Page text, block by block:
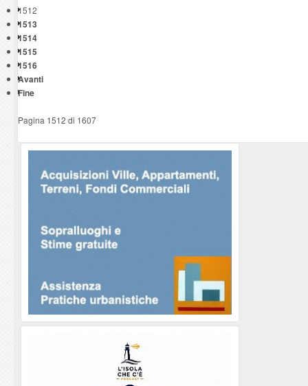
1512
1513
1514
1515
1516
Avanti
Fine
Pagina 1512 di 1607